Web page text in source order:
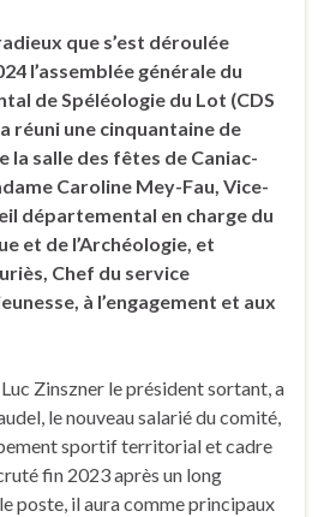
que s’est déroulée
l’assemblée générale du
de Spéléologie du Lot (CDS
réuni une cinquantaine de
la salle des fêtes de Caniac-
Caroline Mey-Fau, Vice-
départemental en charge du
et de l’Archéologie, et
Chef du service
à l’engagement et aux
Zinszner le président sortant, a
le nouveau salarié du comité,
sportif territorial et cadre
fin 2023 après un long
poste, il aura comme principaux